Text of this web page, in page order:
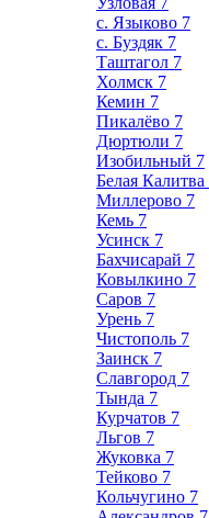
с. Языково 7
с. Буздяк 7
Таштагол 7
Холмск 7
Кемин 7
Пикалёво 7
Дюртюли 7
Изобильный 7
Белая Калитва
Миллерово 7
Кемь 7
Усинск 7
Бахчисарай 7
Ковылкино 7
Саров 7
Урень 7
Чистополь 7
Заинск 7
Славгород 7
Тында 7
Курчатов 7
Льгов 7
Жуковка 7
Тейково 7
Кольчугино 7